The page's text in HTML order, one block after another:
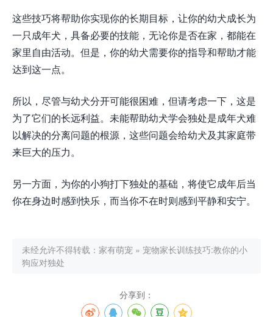
这些技巧将帮助你实现你的长期目标，让你的幼犬成长为
一只成年犬，具备必要的技能，无论你是否在家，都能在
家里自由活动。但是，你的幼犬需要你的指导和帮助才能
达到这一点。
所以，尽管与幼犬分开可能很困难，但请考虑一下，这是
为了它们的长远利益。未能帮助幼犬学会独处是成年犬难
以解决的分离问题的根源，这些问题会给幼犬及其家庭带
来巨大的压力。
另一方面，为你的小狗打下独处的基础，将使它成年后当
你在身边时感到快乐，而当你不在时则感到平静和安宁。
未经允许不得转载： 家有萌宠 » 宠物家长训练技巧:教你的小
狗应对独处
分享到：